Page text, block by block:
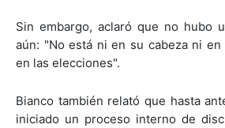
Sin embargo, aclaró que no hubo
aún: "No está ni en su cabeza ni en
en las elecciones".
Bianco también relató que hasta
iniciado un proceso interno de